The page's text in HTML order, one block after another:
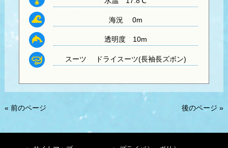
海況 0m
透明度10m
スーツ ドライスーツ(長袖長ズボン)
« 前のページ 後のページ »